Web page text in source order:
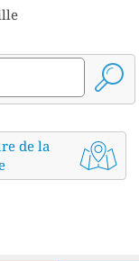
de la